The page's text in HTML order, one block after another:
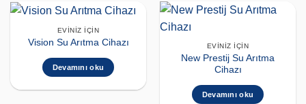
EVINIZ İÇIN
Vision Su Arıtma Cihazı
Devamını oku
EVINIZ İÇIN
New Prestij Su Arıtma
Cihazı
Devamını oku